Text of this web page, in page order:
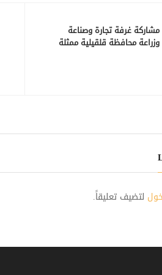
مشاركة غرفة تجارة وصناعة
وزراعة محافظة قلقيلية ممثلة
لتضيف تعليقاً.